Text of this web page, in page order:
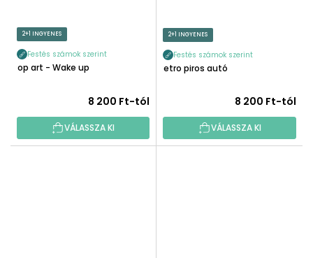
2+1 INGYENES
Festés számok szerint
Pop art - Wake up
8 200 Ft-tól
VÁLASSZA KI
2+1 INGYENES
Festés számok szerint
Retro piros autó
8 200 Ft-tól
VÁLASSZA KI